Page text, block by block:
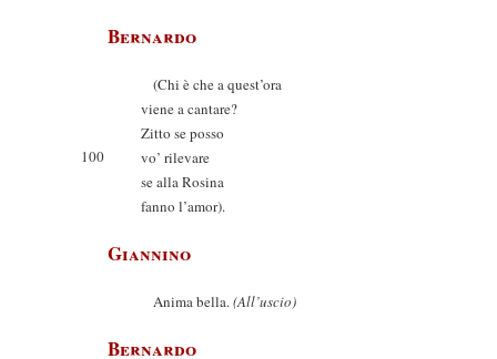
Bernardo
(Chi è che a quest’ora
viene a cantare?
Zitto se posso
100
vo’ rilevare
se alla Rosina
fanno l’amor).
Giannino
Anima bella.(All’uscio)
Bernardo